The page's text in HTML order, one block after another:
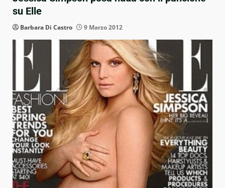
su Elle
Barbara Di Castro 9 Marzo 2012